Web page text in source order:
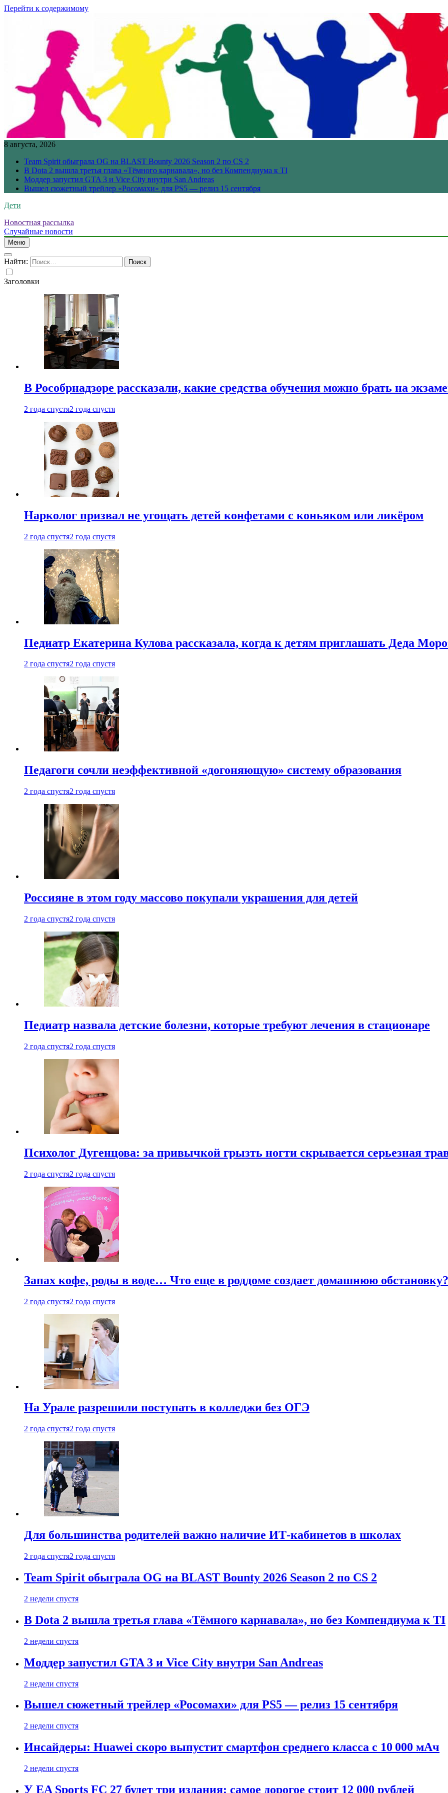
Перейти к содержимому
8 августа, 2026
Team Spirit обыграла OG на BLAST Bounty 2026 Season 2 по CS 2
В Dota 2 вышла третья глава «Тёмного карнавала», но без Компендиума к TI
Моддер запустил GTA 3 и Vice City внутри San Andreas
Вышел сюжетный трейлер «Росомахи» для PS5 — релиз 15 сентября
Дети
Новостная рассылка
Случайные новости
Меню
Найти:
Заголовки
В Рособрнадзоре рассказали, какие средства обучения можно брать на
2 года спустя2 года спустя
Нарколог призвал не угощать детей конфетами с коньяком или ликёром
2 года спустя2 года спустя
Педиатр Екатерина Кулова рассказала, когда к детям приглашать Деда
2 года спустя2 года спустя
Педагоги сочли неэффективной «догоняющую» систему образования
2 года спустя2 года спустя
Россияне в этом году массово покупали украшения для детей
2 года спустя2 года спустя
Педиатр назвала детские болезни, которые требуют лечения в стационаре
2 года спустя2 года спустя
Психолог Дугенцова: за привычкой грызть ногти скрывается серьезная
2 года спустя2 года спустя
Запах кофе, роды в воде… Что еще в роддоме создает домашнюю обстановку?
2 года спустя2 года спустя
На Урале разрешили поступать в колледжи без ОГЭ
2 года спустя2 года спустя
Для большинства родителей важно наличие ИТ-кабинетов в школах
2 года спустя2 года спустя
Team Spirit обыграла OG на BLAST Bounty 2026 Season 2 по CS 2
2 недели спустя
В Dota 2 вышла третья глава «Тёмного карнавала», но без Компендиума к TI
2 недели спустя
Моддер запустил GTA 3 и Vice City внутри San Andreas
2 недели спустя
Вышел сюжетный трейлер «Росомахи» для PS5 — релиз 15 сентября
2 недели спустя
Инсайдеры: Huawei скоро выпустит смартфон среднего класса с 10 000 мАч
2 недели спустя
У EA Sports FC 27 будет три издания: самое дорогое стоит 12 000 рублей